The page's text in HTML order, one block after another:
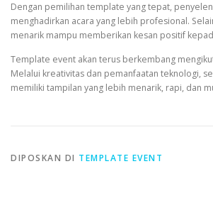
Dengan pemilihan template yang tepat,
menghadirkan acara yang lebih profesional.
menarik mampu memberikan kesan positif
Template event akan terus berkembang
Melalui kreativitas dan pemanfaatan teknologi,
memiliki tampilan yang lebih menarik, rapi, dan
DIPOSKAN DI TEMPLATE EVENT